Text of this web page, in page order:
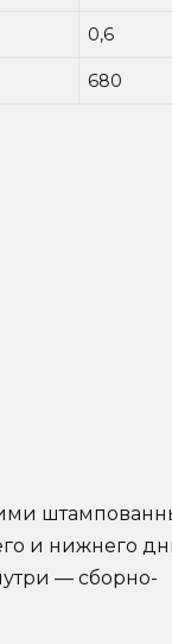
0,6
680
и нижнего
— сборно-